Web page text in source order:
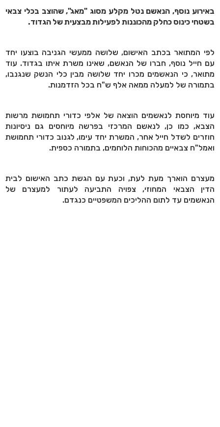
באירוע נוסף, הנאשם נטל מקלע מסוג "מאג", שהוצב בכלי צבאי
בשטחי כינוס כחלק מהכוננות לפעילות מבצעית של הגדוד.
לפי המתואר בכתב האישום, שלושה ממעשי הגניבה בוצעו יחד
עם חייל נוסף, חברו של הנאשם, שאינו משרת איתו בגדוד. עוד
מתואר, כי הנאשמים מכרו יחד שלושה מבין כלי הנשק שנגנבו,
בתמורה של למעלה ממאה אלף ש"ח בכל הזדמנות.
עוד מיוחסת לנאשמים הוצאה של אלפי כדורי תחמושת מרשות
הצבא, כמו כן, לנאשם המרכזי בפרשה מיוחסים גם ניסיונות
חוזרים לשדל חייל אחר, המשרת יחד עימו, לגנוב כדורי תחמושת
ואמל"ח צבאיים מהכוחות הלוחמים, בתמורה כספית.
מעצרם הוארך מעת לעת, וכעת עם הגשת כתב האישום לבית
הדין הצבאי המחוזי, צפויה התביעה לעתור למעצרם של
הנאשמים עד לתום ההליכים המשפטיים כנגדם.